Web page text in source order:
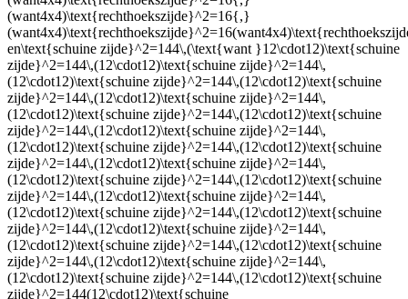
(want4x4)\text{rechthoekszijde}^2=16{,}
en\text{schuine zijde}^2=144\,(\text{want }12\cdot12)\text{schuine
zijde}^2=144\,(12\cdot12)\text{schuine zijde}^2=144\,
(12\cdot12)\text{schuine zijde}^2=144\,(12\cdot12)\text{schuine
zijde}^2=144\,(12\cdot12)\text{schuine zijde}^2=144\,
(12\cdot12)\text{schuine zijde}^2=144\,(12\cdot12)\text{schuine
zijde}^2=144\,(12\cdot12)\text{schuine zijde}^2=144\,
(12\cdot12)\text{schuine zijde}^2=144\,(12\cdot12)\text{schuine
zijde}^2=144\,(12\cdot12)\text{schuine zijde}^2=144\,
(12\cdot12)\text{schuine zijde}^2=144\,(12\cdot12)\text{schuine
zijde}^2=144\,(12\cdot12)\text{schuine zijde}^2=144\,
(12\cdot12)\text{schuine zijde}^2=144\,(12\cdot12)\text{schuine
zijde}^2=144\,(12\cdot12)\text{schuine zijde}^2=144\,
(12\cdot12)\text{schuine zijde}^2=144\,(12\cdot12)\text{schuine
zijde}^2=144\,(12\cdot12)\text{schuine zijde}^2=144\,
(12\cdot12)\text{schuine zijde}^2=144\,(12\cdot12)\text{schuine
zijde}^2=144(12\cdot12)\text{schuine